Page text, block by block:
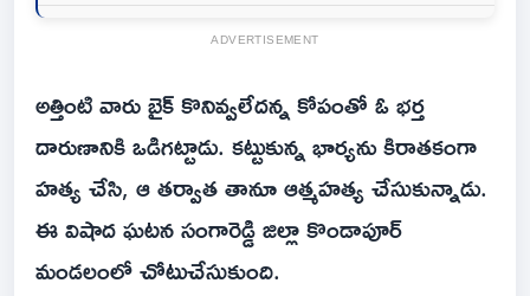
ADVERTISEMENT
అత్తింటి వారు బైక్ కొనివ్వలేదన్న కోపంతో ఓ భర్త
దారుణానికి ఒడిగట్టాడు. కట్టుకున్న భార్యను కిరాతకంగా
హత్య చేసి, ఆ తర్వాత తానూ ఆత్మహత్య చేసుకున్నాడు.
ఈ విషాద ఘటన సంగారెడ్డి జిల్లా కొండాపూర్
మండలంలో చోటుచేసుకుంది.